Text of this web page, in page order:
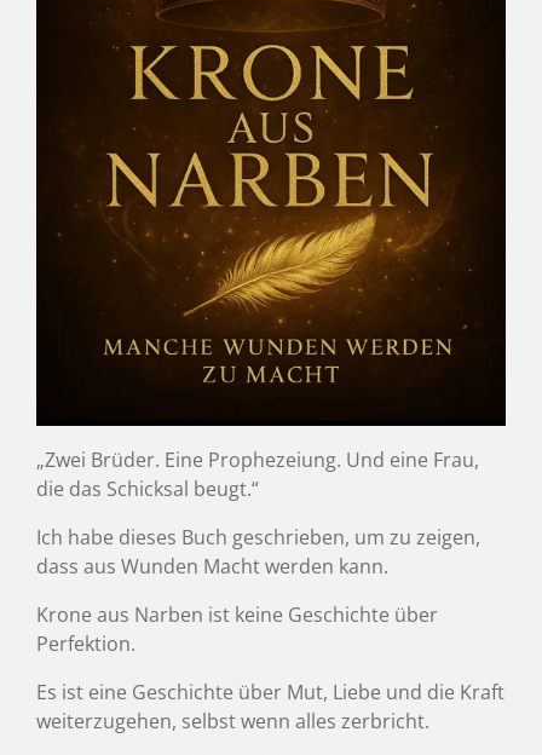
„Zwei Brüder. Eine Prophezeiung. Und eine Frau,
die das Schicksal beugt.“
Ich habe dieses Buch geschrieben, um zu zeigen,
dass aus Wunden Macht werden kann.
Krone aus Narben ist keine Geschichte über
Perfektion.
Es ist eine Geschichte über Mut, Liebe und die Kraft
weiterzugehen, selbst wenn alles zerbricht.